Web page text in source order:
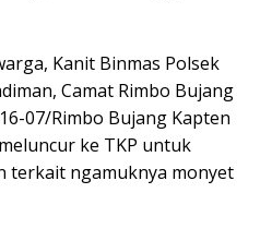
Kanit Binmas Polsek
Camat Rimbo Bujang
07/Rimbo Bujang Kapten
ke TKP untuk
terkait ngamuknya monyet